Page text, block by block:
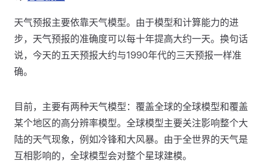
天气预报主要依靠天气模型。由于模型和计算能力的进
步，天气预报的准确度可以每十年提高大约一天。换句话
说，今天的五天预报大约与1990年代的三天预报一样准
确。
目前，主要有两种天气模型：覆盖全球的全球模型和覆盖
某个地区的高分辨率模型。全球模型主要关注影响整个大
陆的天气现象，例如冷锋和大风暴。由于全世界的天气是
互相影响的，全球模型会对整个星球建模。